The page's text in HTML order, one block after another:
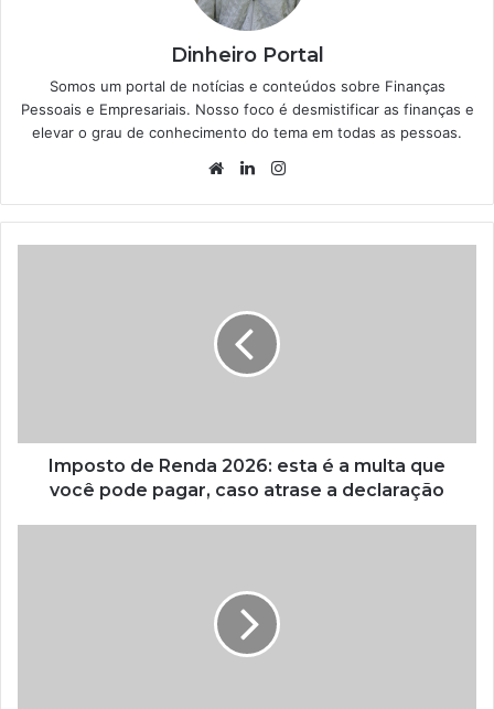
Dinheiro Portal
Somos um portal de notícias e conteúdos sobre Finanças
Pessoais e Empresariais. Nosso foco é desmistificar as finanças e
elevar o grau de conhecimento do tema em todas as pessoas.
WebsiteLinkedin
Imposto de Renda 2026: esta é a multa que
você pode pagar, caso atrase a declaração